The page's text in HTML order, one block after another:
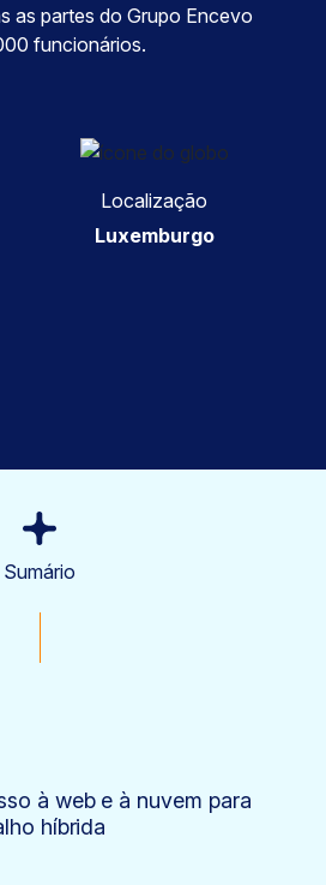
as partes do Grupo Encevo
funcionários.
Localização
Luxemburgo
Sumário
à web e à nuvem para
híbrida